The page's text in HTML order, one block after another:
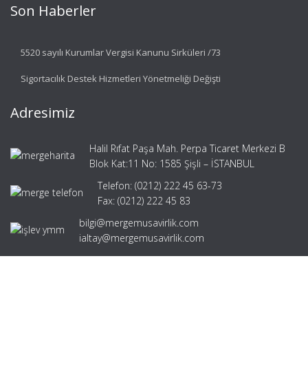
Son Haberler
5520 sayılı Kurumlar Vergisi Kanunu Sirküleri /73
Sigortacılık Destek Hizmetleri Yönetmeliği Değişti
Adresimiz
Halil Rıfat Paşa Mah. Perpa Ticaret Merkezi B
Blok Kat:11 No: 1585 Şişli – İSTANBUL
Telefon: (0212) 222 45 63-73
Fax: (0212) 222 45 83
bilgi@mergemusavirlik.com
ialtay@mergemusavirlik.com